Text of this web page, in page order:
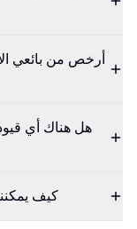
هل هناك أي
كيف